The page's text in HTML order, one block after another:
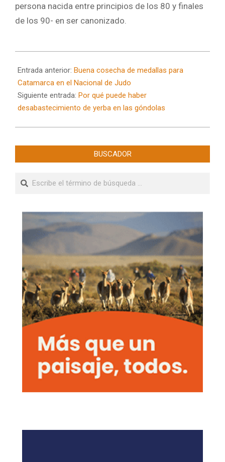
persona nacida entre principios de los 80 y finales
de los 90- en ser canonizado.
11-
22
Entrada anterior: Buena cosecha de medallas para
Catamarca en el Nacional de Judo
Siguiente entrada: Por qué puede haber
desabastecimiento de yerba en las góndolas
BUSCADOR
Buscar